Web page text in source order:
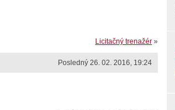
Licitačný trenažér »
Posledný 26. 02. 2016, 19:24